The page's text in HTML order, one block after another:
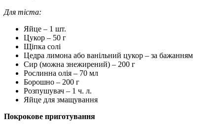
Для тіста:
Яйце – 1 шт.
Цукор – 50 г
Щіпка солі
Цедра лимона або ванільний цукор – за бажанням
Сир (можна знежирений) – 200 г
Рослинна олія – 70 мл
Борошно – 200 г
Розпушувач – 1 ч. л.
Яйце для змащування
Покрокове приготування